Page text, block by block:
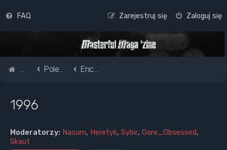
FAQ Zaloguj się
Zarejestruj się
Strona główna
Pole do popisu... Encyklopedia Masterfula
1996
Moderatorzy: Nasum, Heretyk, Sybir, Gore_Obsessed,
Skaut